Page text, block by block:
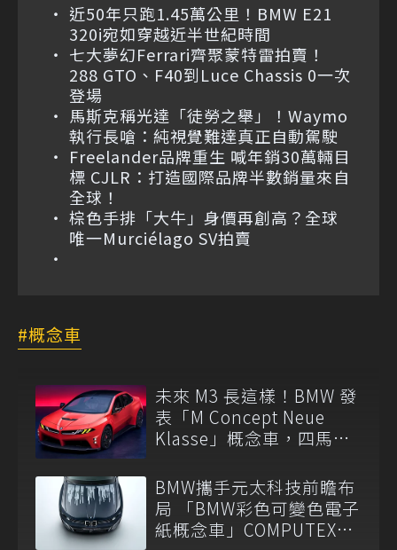
近50年只跑1.45萬公里！BMW E21
320i宛如穿越近半世紀時間
七大夢幻Ferrari齊聚蒙特雷拍賣！
288 GTO、F40到Luce Chassis 0一次
登場
馬斯克稱光達「徒勞之舉」！Waymo
執行長嗆：純視覺難達真正自動駕駛
Freelander品牌重生 喊年銷30萬輛目
標 CJLR：打造國際品牌半數銷量來自
全球！
棕色手排「大牛」身價再創高？全球
唯一Murciélago SV拍賣
概念車
未來 M3 長這樣！BMW 發
表「M Concept Neue
Klasse」概念車，四馬達
BMW攜手元太科技前瞻布
局 「BMW彩色可變色電子
紙概念車」COMPUTEX